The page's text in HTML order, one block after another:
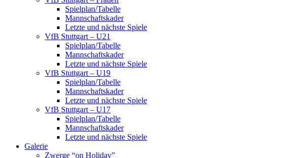
Spielplan/Tabelle
Mannschaftskader
Letzte und nächste Spiele
VfB Stuttgart – U21
Spielplan/Tabelle
Mannschaftskader
Letzte und nächste Spiele
VfB Stuttgart – U19
Spielplan/Tabelle
Mannschaftskader
Letzte und nächste Spiele
VfB Stuttgart – U17
Spielplan/Tabelle
Mannschaftskader
Letzte und nächste Spiele
Galerie
Zwerge “on Holiday”